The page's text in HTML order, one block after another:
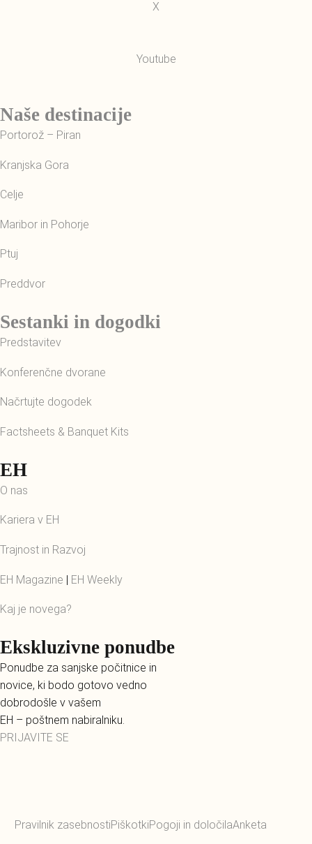
X
Youtube
Naše destinacije
Portorož – Piran
Kranjska Gora
Celje
Maribor in Pohorje
Ptuj
Preddvor
Sestanki in dogodki
Predstavitev
Konferenčne dvorane
Načrtujte dogodek
Factsheets & Banquet Kits
EH
O nas
Kariera v EH
Trajnost in Razvoj
EH Magazine | EH Weekly
Kaj je novega?
Ekskluzivne ponudbe
Ponudbe za sanjske počitnice in
novice, ki bodo gotovo vedno
dobrodošle v vašem
EH – poštnem nabiralniku.
PRIJAVITE SE
Pravilnik zasebnostiPiškotkiPogoji in določilaAnketa